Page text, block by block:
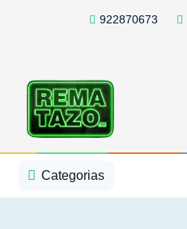
922870673
Categorias